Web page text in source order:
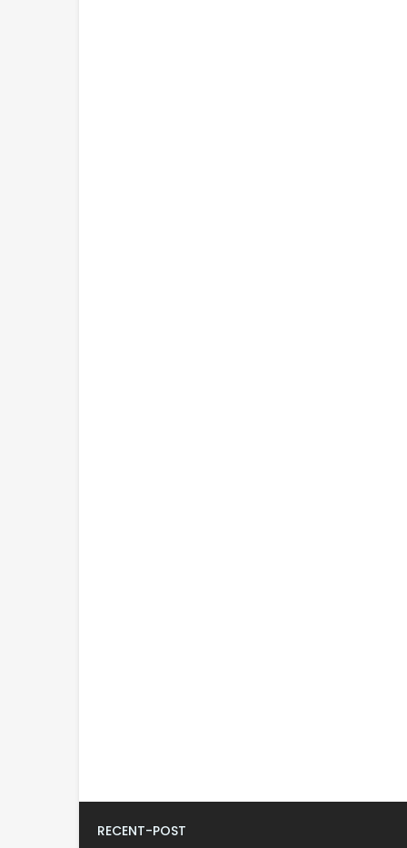
RECENT-POST